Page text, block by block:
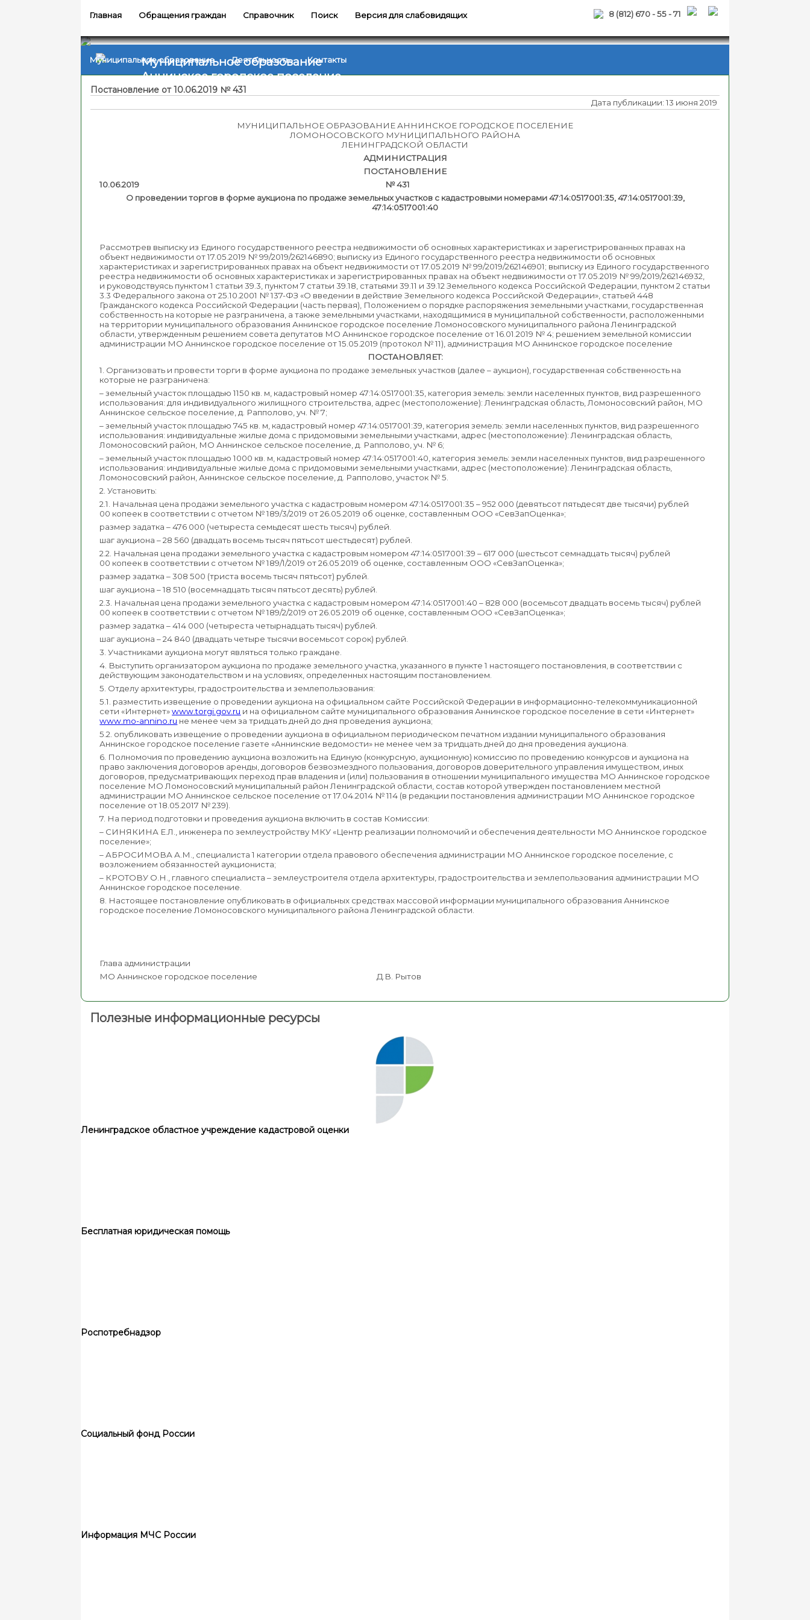
Главная Обращения граждан Справочник Поиск Версия для слабовидящих 8 (812) 670 - 55 - 71
Муниципальное образование
Аннинское городское поселение
Муниципальное образование Деятельность Контакты
Постановление от 10.06.2019 № 431
Дата публикации: 13 июня 2019
МУНИЦИПАЛЬНОЕ ОБРАЗОВАНИЕ АННИНСКОЕ ГОРОДСКОЕ ПОСЕЛЕНИЕ
ЛОМОНОСОВСКОГО МУНИЦИПАЛЬНОГО РАЙОНА
ЛЕНИНГРАДСКОЙ ОБЛАСТИ
АДМИНИСТРАЦИЯ
ПОСТАНОВЛЕНИЕ
10.06.2019 № 431
О проведении торгов в форме аукциона по продаже земельных участков с кадастровыми номерами 47:14:0517001:35, 47:14:0517001:39,
47:14:0517001:40
Рассмотрев выписку из Единого государственного реестра недвижимости об основных характеристиках и зарегистрированных правах на
объект недвижимости от 17.05.2019 № 99/2019/262146890; выписку из Единого государственного реестра недвижимости об основных
характеристиках и зарегистрированных правах на объект недвижимости от 17.05.2019 № 99/2019/262146901; выписку из Единого государственного
реестра недвижимости об основных характеристиках и зарегистрированных правах на объект недвижимости от 17.05.2019 № 99/2019/262146932,
и руководствуясь пунктом 1 статьи 39.3, пунктом 7 статьи 39.18, статьями 39.11 и 39.12 Земельного кодекса Российской Федерации, пунктом 2 статьи
3.3 Федерального закона от 25.10.2001 № 137-ФЗ «О введении в действие Земельного кодекса Российской Федерации», статьей 448
Гражданского кодекса Российской Федерации (часть первая), Положением о порядке распоряжения земельными участками, государственная
собственность на которые не разграничена, а также земельными участками, находящимися в муниципальной собственности, расположенными
на территории муниципального образования Аннинское городское поселение Ломоносовского муниципального района Ленинградской
области, утвержденным решением совета депутатов МО Аннинское городское поселение от 16.01.2019 № 4; решением земельной комиссии
администрации МО Аннинское городское поселение от 15.05.2019 (протокол № 11), администрация МО Аннинское городское поселение
ПОСТАНОВЛЯЕТ:
1. Организовать и провести торги в форме аукциона по продаже земельных участков (далее – аукцион), государственная собственность на
которые не разграничена:
– земельный участок площадью 1150 кв. м, кадастровый номер 47:14:0517001:35, категория земель: земли населенных пунктов, вид разрешенного
использования: для индивидуального жилищного строительства, адрес (местоположение): Ленинградская область, Ломоносовский район, МО
Аннинское сельское поселение, д. Рапполово, уч. № 7;
– земельный участок площадью 745 кв. м, кадастровый номер 47:14:0517001:39, категория земель: земли населенных пунктов, вид разрешенного
использования: индивидуальные жилые дома с придомовыми земельными участками, адрес (местоположение): Ленинградская область,
Ломоносовский район, МО Аннинское сельское поселение, д. Рапполово, уч. № 6;
– земельный участок площадью 1000 кв. м, кадастровый номер 47:14:0517001:40, категория земель: земли населенных пунктов, вид разрешенного
использования: индивидуальные жилые дома с придомовыми земельными участками, адрес (местоположение): Ленинградская область,
Ломоносовский район, Аннинское сельское поселение, д. Рапполово, участок № 5.
2. Установить:
2.1. Начальная цена продажи земельного участка с кадастровым номером 47:14:0517001:35 – 952 000 (девятьсот пятьдесят две тысячи) рублей
00 копеек в соответствии с отчетом № 189/3/2019 от 26.05.2019 об оценке, составленным ООО «СевЗапОценка»;
размер задатка – 476 000 (четыреста семьдесят шесть тысяч) рублей.
шаг аукциона – 28 560 (двадцать восемь тысяч пятьсот шестьдесят) рублей.
2.2. Начальная цена продажи земельного участка с кадастровым номером 47:14:0517001:39 – 617 000 (шестьсот семнадцать тысяч) рублей
00 копеек в соответствии с отчетом № 189/1/2019 от 26.05.2019 об оценке, составленным ООО «СевЗапОценка»;
размер задатка – 308 500 (триста восемь тысяч пятьсот) рублей.
шаг аукциона – 18 510 (восемнадцать тысяч пятьсот десять) рублей.
2.3. Начальная цена продажи земельного участка с кадастровым номером 47:14:0517001:40 – 828 000 (восемьсот двадцать восемь тысяч) рублей
00 копеек в соответствии с отчетом № 189/2/2019 от 26.05.2019 об оценке, составленным ООО «СевЗапОценка»;
размер задатка – 414 000 (четыреста четырнадцать тысяч) рублей.
шаг аукциона – 24 840 (двадцать четыре тысячи восемьсот сорок) рублей.
3. Участниками аукциона могут являться только граждане.
4. Выступить организатором аукциона по продаже земельного участка, указанного в пункте 1 настоящего постановления, в соответствии с
действующим законодательством и на условиях, определенных настоящим постановлением.
5. Отделу архитектуры, градостроительства и землепользования:
5.1. разместить извещение о проведении аукциона на официальном сайте Российской Федерации в информационно-телекоммуникационной
сети «Интернет»www.torgi.gov.ru и на официальном сайте муниципального образования Аннинское городское поселение в сети «Интернет»
www.mo-annino.ru не менее чем за тридцать дней до дня проведения аукциона;
5.2. опубликовать извещение о проведении аукциона в официальном периодическом печатном издании муниципального образования
Аннинское городское поселение газете «Аннинские ведомости» не менее чем за тридцать дней до дня проведения аукциона.
6. Полномочия по проведению аукциона возложить на Единую (конкурсную, аукционную) комиссию по проведению конкурсов и аукциона на
право заключения договоров аренды, договоров безвозмездного пользования, договоров доверительного управления имуществом, иных
договоров, предусматривающих переход прав владения и (или) пользования в отношении муниципального имущества МО Аннинское городское
поселение МО Ломоносовский муниципальный район Ленинградской области, состав которой утвержден постановлением местной
администрации МО Аннинское сельское поселение от 17.04.2014 № 114 (в редакции постановления администрации МО Аннинское городское
поселение от 18.05.2017 № 239).
7. На период подготовки и проведения аукциона включить в состав Комиссии:
– СИНЯКИНА Е.Л., инженера по землеустройству МКУ «Центр реализации полномочий и обеспечения деятельности МО Аннинское городское
поселение»;
– АБРОСИМОВА А.М., специалиста 1 категории отдела правового обеспечения администрации МО Аннинское городское поселение, с
возложением обязанностей аукциониста;
– КРОТОВУ О.Н., главного специалиста – землеустроителя отдела архитектуры, градостроительства и землепользования администрации МО
Аннинское городское поселение.
8. Настоящее постановление опубликовать в официальных средствах массовой информации муниципального образования Аннинское
городское поселение Ломоносовского муниципального района Ленинградской области.
Глава администрации
МО Аннинское городское поселение Д.В. Рытов
Полезные информационные ресурсы
Ленинградское областное учреждение кадастровой оценки
Бесплатная юридическая помощь
Роспотребнадзор
Социальный фонд России
Информация МЧС России